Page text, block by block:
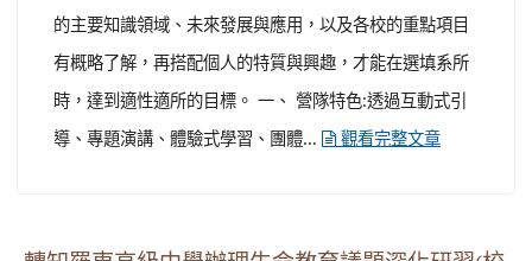
的主要知識領域、未來發展與應用，以及各校的重點項目
有概略了解，再搭配個人的特質與興趣，才能在選填系所
時，達到適性適所的目標。 一、 營隊特色:透過互動式引
導、專題演講、體驗式學習、團體...
觀看完整文章